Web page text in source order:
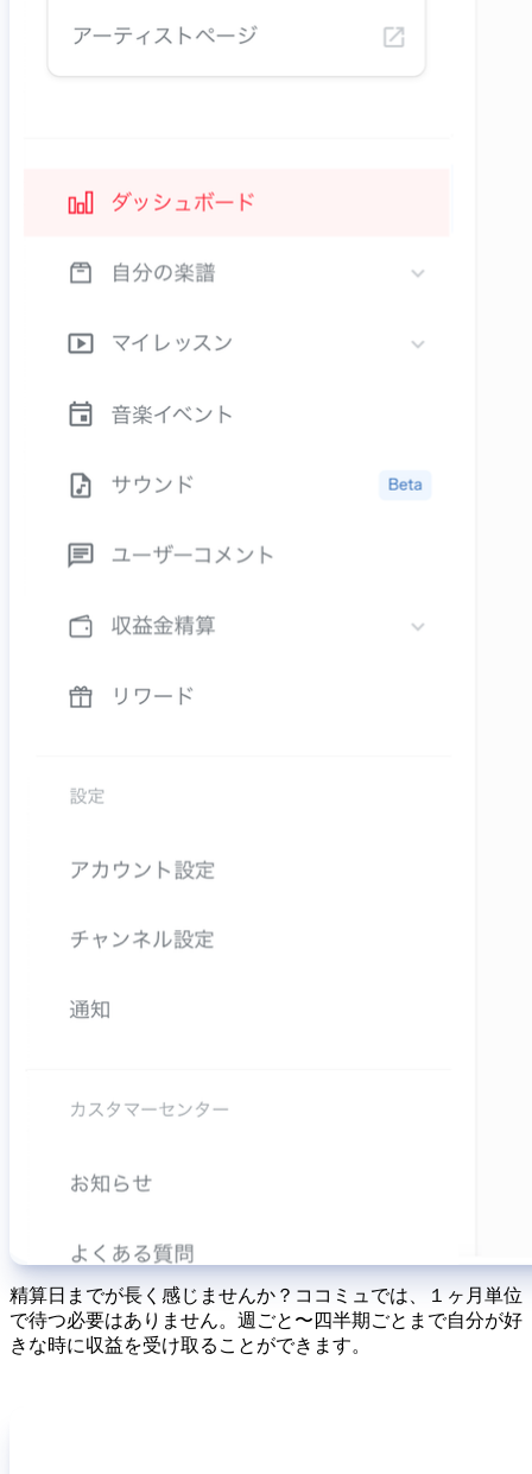
精算日までが長く感じませんか？ココミュでは、１ヶ月単位
で待つ必要はありません。週ごと〜四半期ごとまで自分が好
きな時に収益を受け取ることができます。